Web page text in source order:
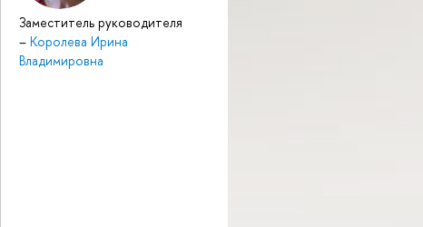
Заместитель руководителя
– Королева Ирина
Владимировна